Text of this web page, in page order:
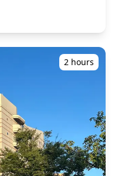
tiket untuk
biaya transportasi
dalam waktu yang
・Biaya
pemotretan yang
(Anda akan
・
Setelah pemesanan
ke grup chat
untuk
yang diambil oleh
segera
jadwal
Anda, dan kami
bahasa
kami akan
mana
pilihan Anda saat
perjalanan Anda!
foto di
transportasi
2 hours